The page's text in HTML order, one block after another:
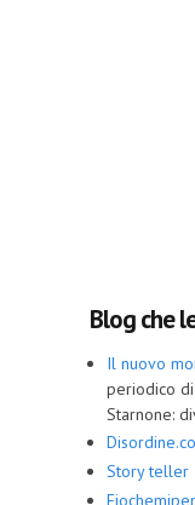
Blog che
Il nuovo
periodico di
Starnone:
Story teller